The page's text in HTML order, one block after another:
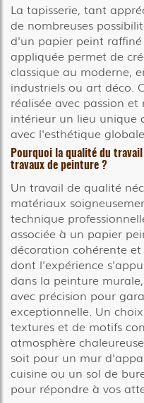
La tapisserie, tant
de nombreuses
d'un papier peint
appliquée permet de
classique au moderne,
industriels ou art déco.
réalisée avec passion
intérieur un lieu unique
avec l'esthétique
Pourquoi la qualité du
travaux de peinture ?
Un travail de qualité
matériaux
technique
associée à un papier
décoration cohérente
dont l'expérience
dans la peinture
avec précision pour
exceptionnelle. Un
textures et de motifs
atmosphère
soit pour un mur
cuisine ou un sol de
pour répondre à vos